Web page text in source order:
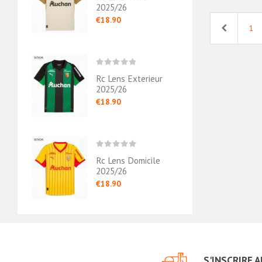
2025/26
€18.90
Rc Lens Exterieur
2025/26
€18.90
Rc Lens Domicile
2025/26
€18.90
Previous1